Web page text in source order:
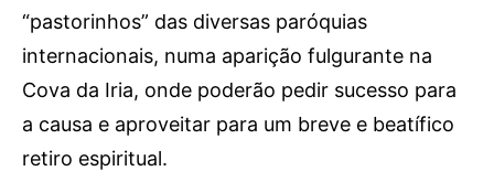
“pastorinhos” das diversas paróquias
internacionais, numa aparição fulgurante na
Cova da Iria, onde poderão pedir sucesso para
a causa e aproveitar para um breve e beatífico
retiro espiritual.